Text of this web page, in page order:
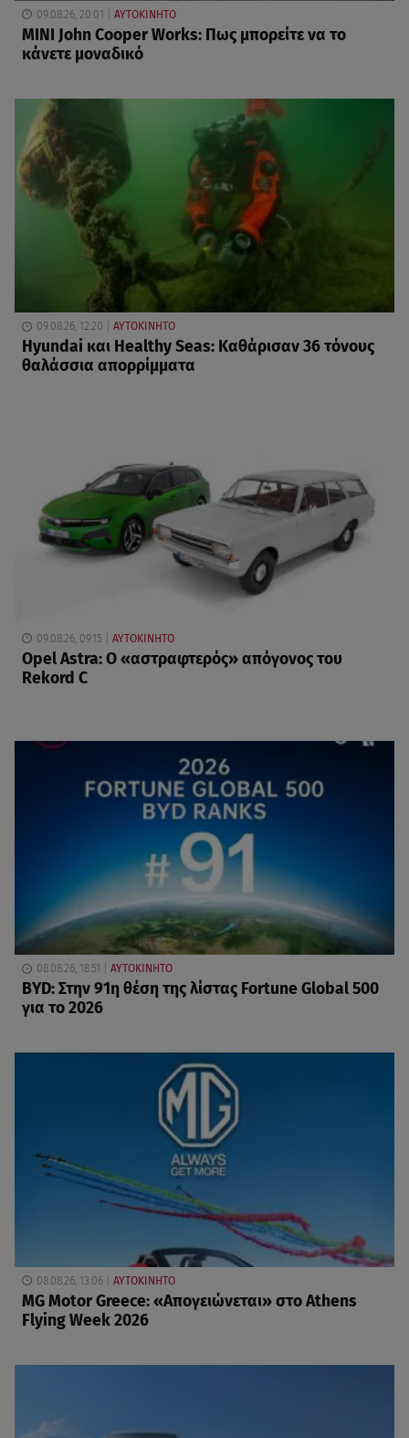
09.08.26, 20:01 ΑΥΤΟΚΙΝΗΤΟ
MINI John Cooper Works: Πως μπορείτε να το
κάνετε μοναδικό
09.08.26, 12:20 ΑΥΤΟΚΙΝΗΤΟ
Hyundai και Healthy Seas: Καθάρισαν 36 τόνους
θαλάσσια απορρίμματα
09.08.26, 09:15 ΑΥΤΟΚΙΝΗΤΟ
Opel Astra: Ο «αστραφτερός» απόγονος του
Rekord C
08.08.26, 18:51 ΑΥΤΟΚΙΝΗΤΟ
BYD: Στην 91η θέση της λίστας Fortune Global 500
για το 2026
08.08.26, 13:06 ΑΥΤΟΚΙΝΗΤΟ
MG Motor Greece: «Απογειώνεται» στο Athens
Flying Week 2026